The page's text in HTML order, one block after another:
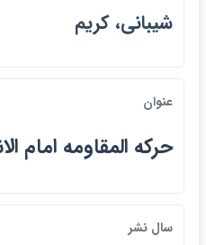
شيباني، كريم
عنوان
حركه المقاومه امام
سال نشر